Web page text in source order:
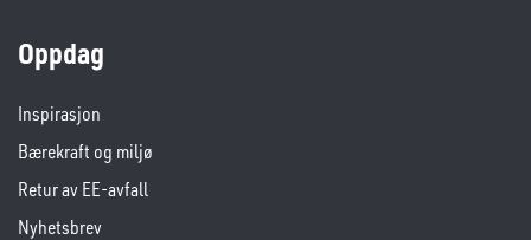
Oppdag
Inspirasjon
Bærekraft og miljø
Retur av EE-avfall
Nyhetsbrev